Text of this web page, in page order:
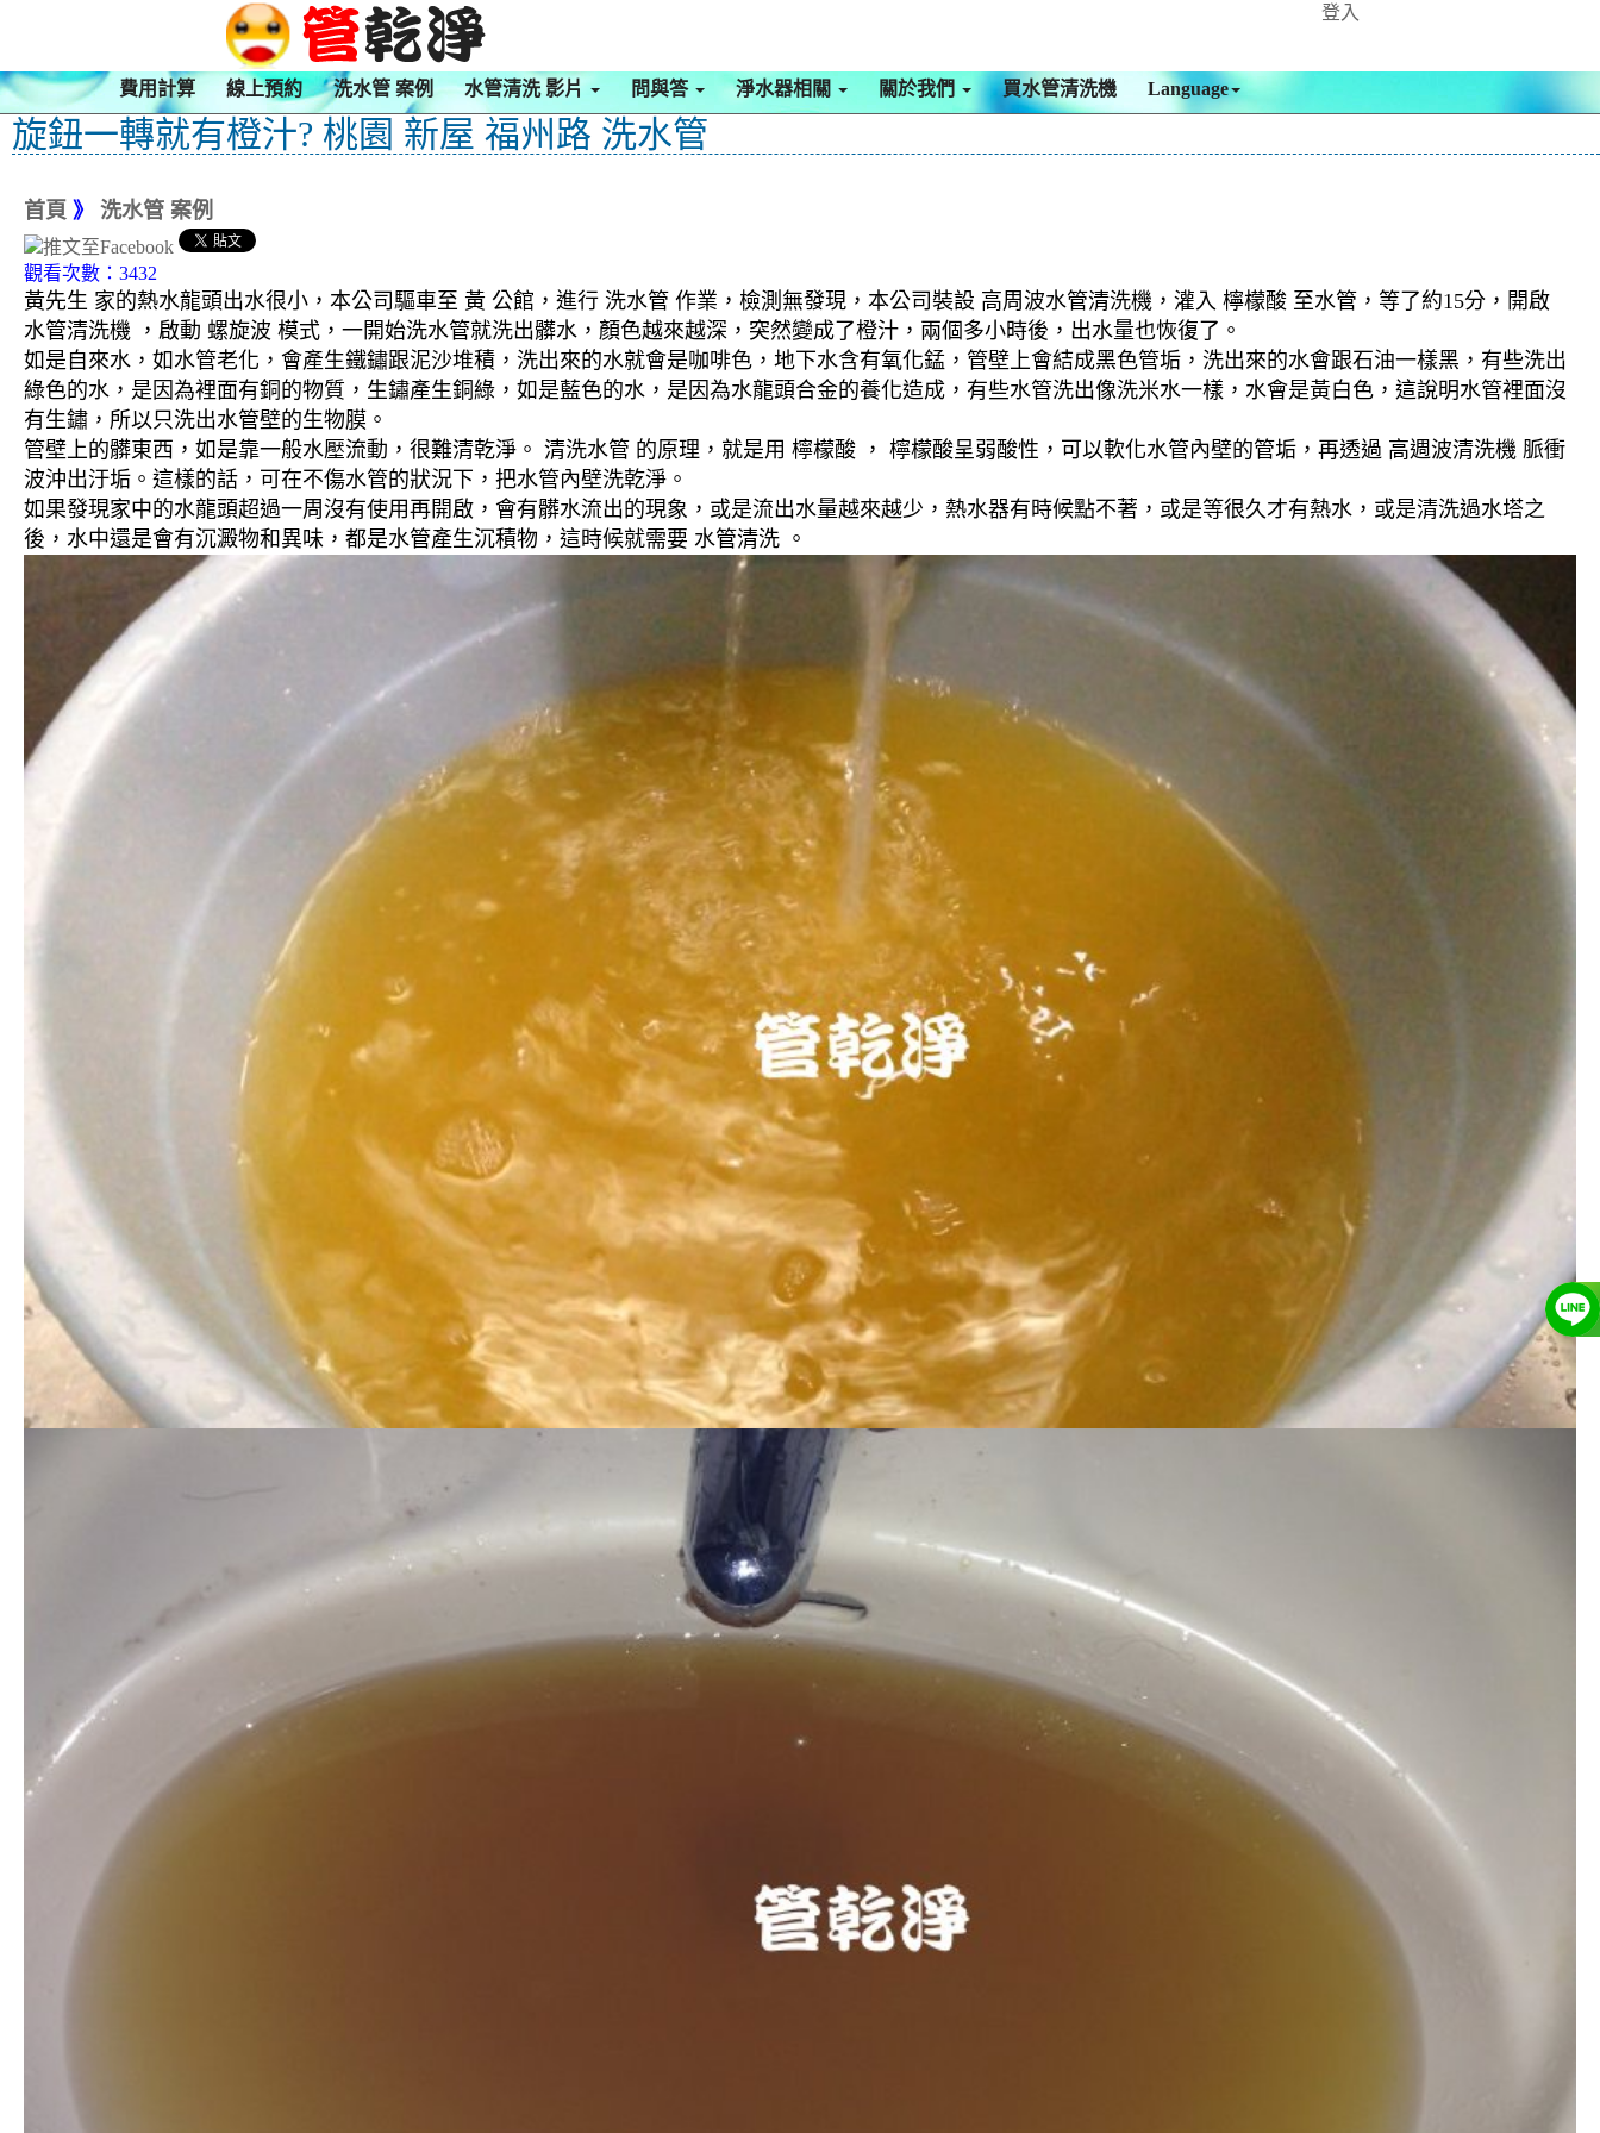
登入
費用計算 線上預約 洗水管 案例 水管清洗 影片 問與答 淨水器相關 關於我們 買水管清洗機 Language
旋鈕一轉就有橙汁? 桃園 新屋 福州路 洗水管
首頁 》 洗水管 案例
觀看次數：3432
黃先生 家的熱水龍頭出水很小，本公司驅車至 黃 公館，進行 洗水管 作業，檢測無發現，本公司裝設 高周波水管清洗機，灌入 檸檬酸 至水管，等了約15分，開啟
水管清洗機 ，啟動 螺旋波 模式，一開始洗水管就洗出髒水，顏色越來越深，突然變成了橙汁，兩個多小時後，出水量也恢復了。
如是自來水，如水管老化，會產生鐵鏽跟泥沙堆積，洗出來的水就會是咖啡色，地下水含有氧化錳，管壁上會結成黑色管垢，洗出來的水會跟石油一樣黑，有些洗出
綠色的水，是因為裡面有銅的物質，生鏽產生銅綠，如是藍色的水，是因為水龍頭合金的養化造成，有些水管洗出像洗米水一樣，水會是黃白色，這說明水管裡面沒
有生鏽，所以只洗出水管壁的生物膜。
管壁上的髒東西，如是靠一般水壓流動，很難清乾淨。 清洗水管 的原理，就是用 檸檬酸 ， 檸檬酸呈弱酸性，可以軟化水管內壁的管垢，再透過 高週波清洗機 脈衝
波沖出汙垢。這樣的話，可在不傷水管的狀況下，把水管內壁洗乾淨。
如果發現家中的水龍頭超過一周沒有使用再開啟，會有髒水流出的現象，或是流出水量越來越少，熱水器有時候點不著，或是等很久才有熱水，或是清洗過水塔之
後，水中還是會有沉澱物和異味，都是水管產生沉積物，這時候就需要 水管清洗 。